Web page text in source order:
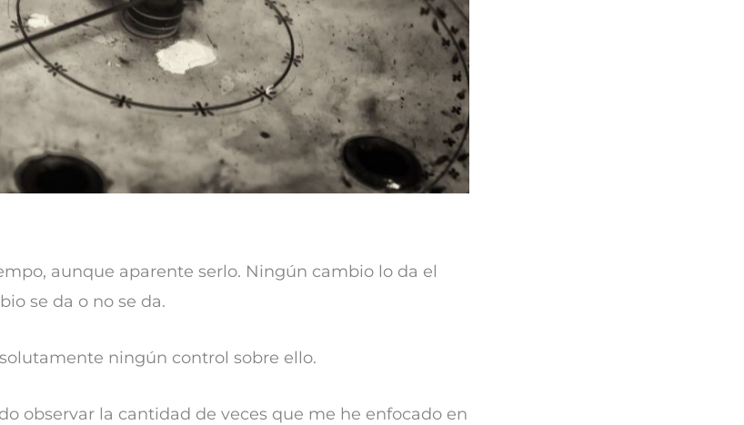
aunque aparente serlo. Ningún cambio lo da el
se da o no se da.
ningún control sobre ello.
observar la cantidad de veces que me he enfocado en